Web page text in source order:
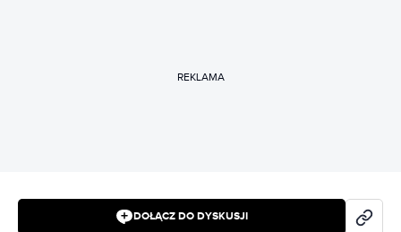
REKLAMA
DOŁĄCZ DO DYSKUSJI